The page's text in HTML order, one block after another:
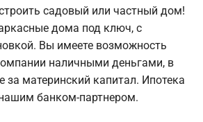
садовый или частный дом!
дома под ключ, с
Вы имеете возможность
наличными деньгами, в
за материнский капитал. Ипотека
банком-партнером.